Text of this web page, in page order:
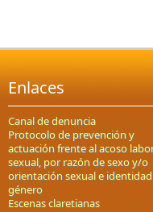
Enlaces
Canal de denuncia
Protocolo de prevención y
actuación frente al acoso
sexual, por razón de sexo y/o
orientación sexual e
género
Escenas claretianas